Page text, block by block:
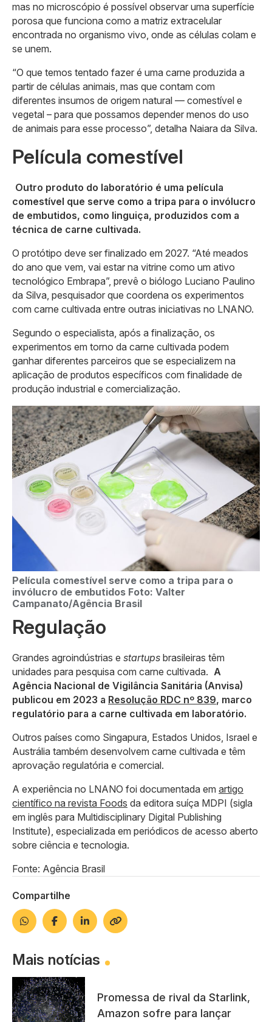
mas no microscópio é possível observar uma superfície
porosa que funciona como a matriz extracelular
encontrada no organismo vivo, onde as células colam e
se unem.
“O que temos tentado fazer é uma carne produzida a
partir de células animais, mas que contam com
diferentes insumos de origem natural — comestível e
vegetal – para que possamos depender menos do uso
de animais para esse processo”, detalha Naiara da Silva.
Película comestível
Outro produto do laboratório é uma película
comestível que serve como a tripa para o invólucro
de embutidos, como linguiça, produzidos com a
técnica de carne cultivada.
O protótipo deve ser finalizado em 2027. “Até meados
do ano que vem, vai estar na vitrine como um ativo
tecnológico Embrapa”, prevê o biólogo Luciano Paulino
da Silva, pesquisador que coordena os experimentos
com carne cultivada entre outras iniciativas no LNANO.
Segundo o especialista, após a finalização, os
experimentos em torno da carne cultivada podem
ganhar diferentes parceiros que se especializem na
aplicação de produtos específicos com finalidade de
produção industrial e comercialização.
Película comestível serve como a tripa para o
invólucro de embutidos Foto: Valter
Campanato/Agência Brasil
Regulação
Grandes agroindústrias e startups brasileiras têm
unidades para pesquisa com carne cultivada. A
Agência Nacional de Vigilância Sanitária (Anvisa)
publicou em 2023 a Resolução RDC nº 839, marco
regulatório para a carne cultivada em laboratório.
Outros países como Singapura, Estados Unidos, Israel e
Austrália também desenvolvem carne cultivada e têm
aprovação regulatória e comercial.
A experiência no LNANO foi documentada em artigo
científico na revista Foods da editora suíça MDPI (sigla
em inglês para Multidisciplinary Digital Publishing
Institute), especializada em periódicos de acesso aberto
sobre ciência e tecnologia.
Fonte: Agência Brasil
Compartilhe
Mais notícias
Promessa de rival da Starlink,
Amazon sofre para lançar